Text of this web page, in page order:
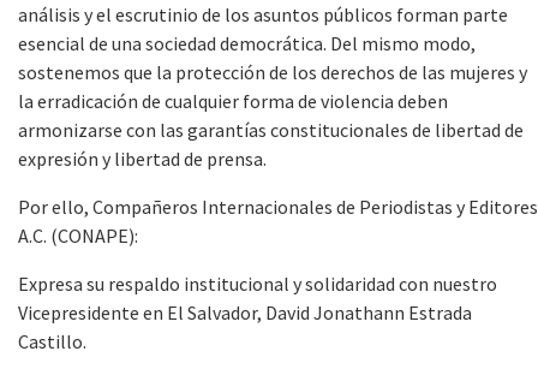
análisis y el escrutinio de los asuntos públicos forman parte
esencial de una sociedad democrática. Del mismo modo,
sostenemos que la protección de los derechos de las mujeres y
la erradicación de cualquier forma de violencia deben
armonizarse con las garantías constitucionales de libertad de
expresión y libertad de prensa.
Por ello, Compañeros Internacionales de Periodistas y Editores
A.C. (CONAPE):
Expresa su respaldo institucional y solidaridad con nuestro
Vicepresidente en El Salvador, David Jonathann Estrada
Castillo.